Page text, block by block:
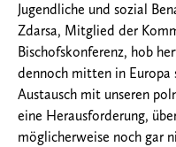
Jugendliche und sozial
Zdarsa, Mitglied der
Bischofskonferenz, hob
dennoch mitten in Europa
Austausch mit unseren
eine Herausforderung,
möglicherweise noch gar